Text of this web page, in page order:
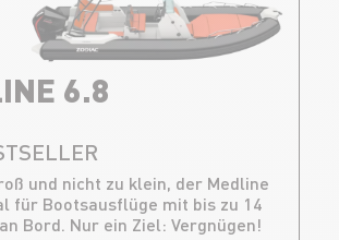
6.8
und nicht zu klein, der Medline
für Bootsausflüge mit bis zu 14
Bord. Nur ein Ziel: Vergnügen!